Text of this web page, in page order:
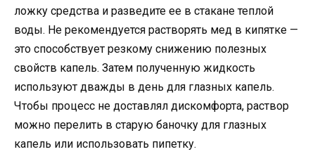
ложку средства и разведите ее в стакане теплой
воды. Не рекомендуется растворять мед в кипятке —
это способствует резкому снижению полезных
свойств капель. Затем полученную жидкость
используют дважды в день для глазных капель.
Чтобы процесс не доставлял дискомфорта, раствор
можно перелить в старую баночку для глазных
капель или использовать пипетку.